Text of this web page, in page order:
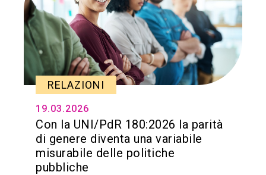
RELAZIONI
19.03.2026
Con la UNI/PdR 180:2026 la parità
di genere diventa una variabile
misurabile delle politiche
pubbliche